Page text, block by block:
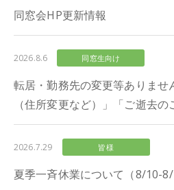
同窓会HP更新情報
2026.8.6 同窓生向け
転居・勤務先の変更等ありませ
（住所変更など）」「ご逝去の
2026.7.29 皆様
夏季一斉休業について（8/10-8/